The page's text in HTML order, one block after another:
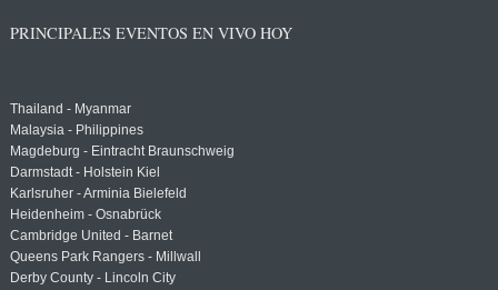
PRINCIPALES EVENTOS EN VIVO HOY
Thailand - Myanmar
Malaysia - Philippines
Magdeburg - Eintracht Braunschweig
Darmstadt - Holstein Kiel
Karlsruher - Arminia Bielefeld
Heidenheim - Osnabrück
Cambridge United - Barnet
Queens Park Rangers - Millwall
Derby County - Lincoln City